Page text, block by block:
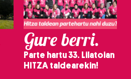
Gure berri.
Parte hartu 33. Lilatoian
HITZA taldearekin!